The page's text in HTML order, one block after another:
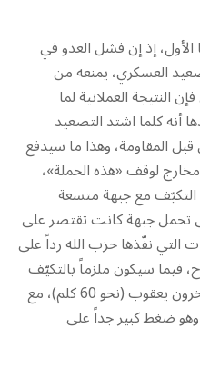
الأول، إذ إن فشل العدو في
العسكري، يمنعه من
العملانية لما
أنه كلما اشتد التصعيد
المقاومة، وهذا ما سيدفع
لوقف «هذه الحملة»،
مع جبهة متسعة
تحمل جبهة كانت تقتصر على
التي نفّذها حزب الله رداً على
فيما سيكون ملزماً بالتكيّف
مع جبهة تتجاوز حيفا وصولاً إلى زخرون يعقوب (نحو 60 كلم)، مع
ضغط كبير جداً على